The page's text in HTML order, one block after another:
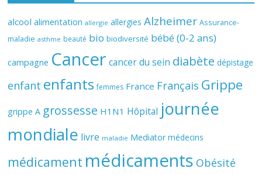
alcool alimentation allergie allergies Alzheimer Assurance-
maladie asthme beauté bio biodiversité bébé (0-2 ans)
campagne Cancer cancer du sein diabète dépistage
enfant enfants femmes France Français Grippe
grippe A grossesse H1N1 Hôpital journée
mondiale livre maladie Mediator médecins
médicament médicaments Obésité